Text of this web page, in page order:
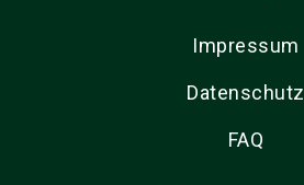
Impressum
Datenschutz
FAQ